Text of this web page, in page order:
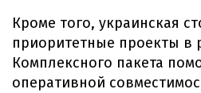
Кроме того, украинская
приоритетные проекты в
Комплексного пакета
оперативной